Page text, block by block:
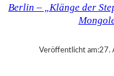
Berlin – „Klänge der
Veröffentlicht am:27.